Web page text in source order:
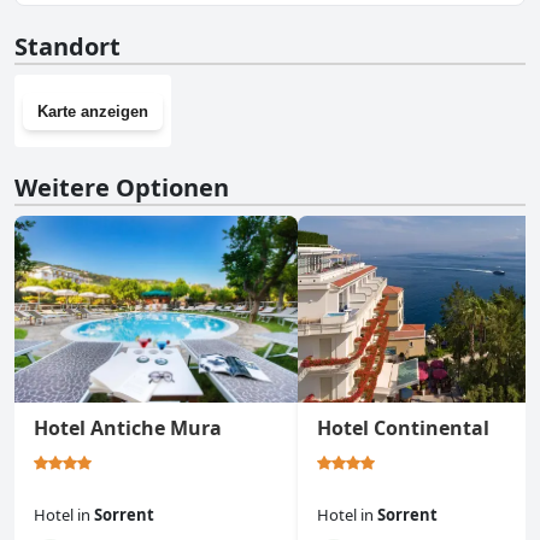
Standort
Karte anzeigen
Weitere Optionen
Hotel Antiche Mura
Hotel in Sorrent
Hotel Continental
Hotel in Sorrent